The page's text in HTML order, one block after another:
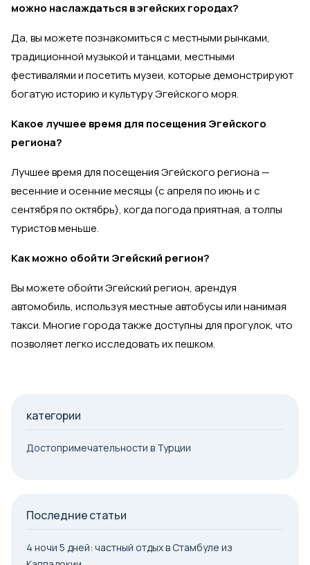
можно наслаждаться в эгейских городах?
Да, вы можете познакомиться с местными рынками,
традиционной музыкой и танцами, местными
фестивалями и посетить музеи, которые демонстрируют
богатую историю и культуру Эгейского моря.
Какое лучшее время для посещения Эгейского
региона?
Лучшее время для посещения Эгейского региона —
весенние и осенние месяцы (с апреля по июнь и с
сентября по октябрь), когда погода приятная, а толпы
туристов меньше.
Как можно обойти Эгейский регион?
Вы можете обойти Эгейский регион, арендуя
автомобиль, используя местные автобусы или нанимая
такси. Многие города также доступны для прогулок, что
позволяет легко исследовать их пешком.
категории
Достопримечательности в Турции
Последние статьи
4 ночи 5 дней: частный отдых в Стамбуле из